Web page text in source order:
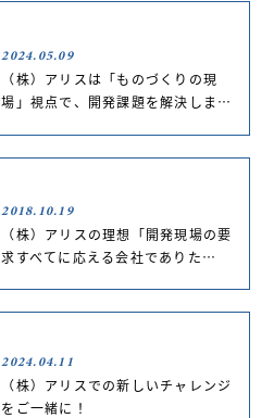
2024.05.09
（株）アリスは「ものづくりの現
場」視点で、開発課題を解決しま…
2018.10.19
（株）アリスの理想「開発現場の要
求すべてに応える会社でありた…
2024.04.11
（株）アリスでの新しいチャレンジ
をご一緒に！